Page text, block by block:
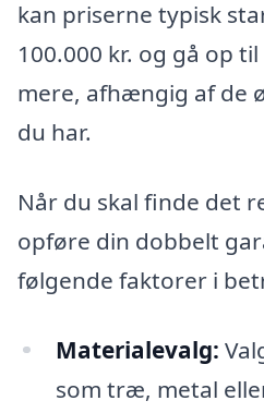
kan priserne typisk
100.000 kr. og gå op
mere, afhængig af de
du har.
Når du skal finde det
opføre din dobbelt
følgende faktorer i
Materialevalg:
som træ, metal